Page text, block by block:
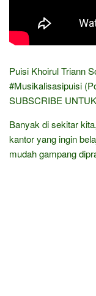
Puisi Khoirul Triann
#Musikalisasipuisi
SUBSCRIBE
Banyak di sekitar
kantor yang ingin
mudah gampang